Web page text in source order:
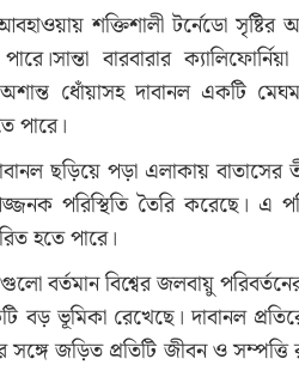
শক্তিশালী টর্নেডো সৃষ্টির
বারবারার
ধোঁয়াসহ দাবানল একটি
পারে।
ছড়িয়ে পড়া এলাকায় বাতাসের
পরিস্থিতি তৈরি করেছে। এ
হতে পারে।
বর্তমান বিশ্বের জলবায়ু
ভূমিকা রেখেছে। দাবানল
জড়িত প্রতিটি জীবন ও